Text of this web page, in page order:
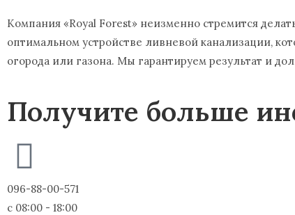
Компания «Royal Forest» неизменно стремится
оптимальном устройстве ливневой канализации,
огорода или газона. Мы гарантируем результат и
Получите больше
096-88-00-571
с 08:00 - 18:00